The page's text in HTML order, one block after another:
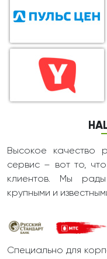
Высокое качество
сервис – вот то,
клиентов. Мы рады
крупными и
Специально для